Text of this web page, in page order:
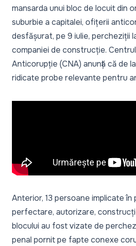
mansarda unui bloc de locuit din
suburbie a capitalei, ofițerii
desfășurat, pe 9 iulie, percheziții
companiei de construcție.
Anticorupție (CNA) anunță că de
ridicate probe relevante pentru
Anterior, 13 persoane implicate în
perfectare, autorizare,
blocului au fost vizate de
penal pornit pe fapte conexe